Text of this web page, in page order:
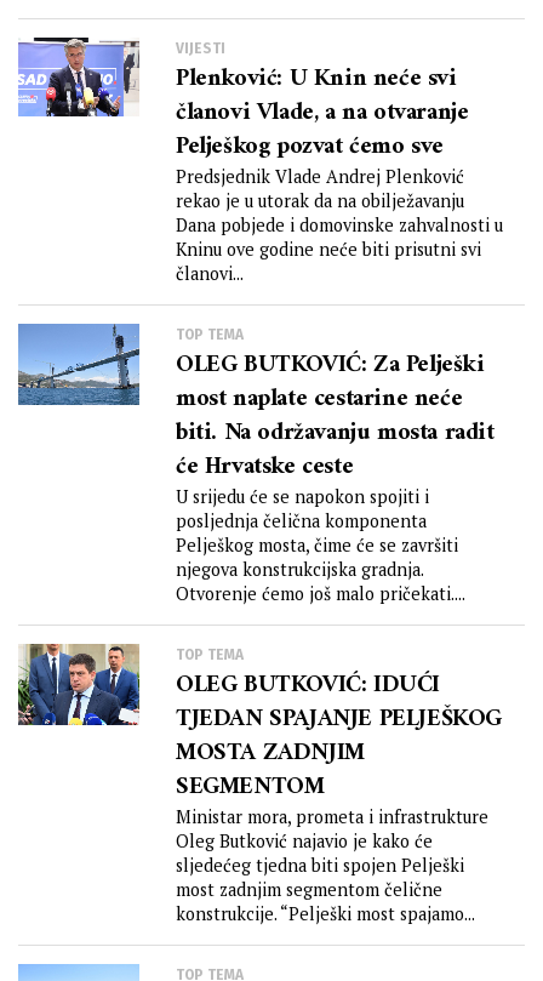
VIJESTI
Plenković: U Knin neće svi
članovi Vlade, a na otvaranje
Pelješkog pozvat ćemo sve
Predsjednik Vlade Andrej Plenković
rekao je u utorak da na obilježavanju
Dana pobjede i domovinske zahvalnosti u
Kninu ove godine neće biti prisutni svi
članovi...
TOP TEMA
OLEG BUTKOVIĆ: Za Pelješki
most naplate cestarine neće
biti. Na održavanju mosta radit
će Hrvatske ceste
U srijedu će se napokon spojiti i
posljednja čelična komponenta
Pelješkog mosta, čime će se završiti
njegova konstrukcijska gradnja.
Otvorenje ćemo još malo pričekati....
TOP TEMA
OLEG BUTKOVIĆ: IDUĆI
TJEDAN SPAJANJE PELJEŠKOG
MOSTA ZADNJIM
SEGMENTOM
Ministar mora, prometa i infrastrukture
Oleg Butković najavio je kako će
sljedećeg tjedna biti spojen Pelješki
most zadnjim segmentom čelične
konstrukcije. “Pelješki most spajamo...
TOP TEMA